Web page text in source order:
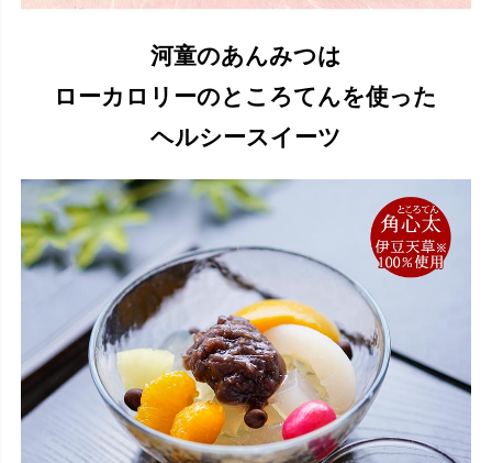
河童のあんみつは
ローカロリーのところてんを使った
ヘルシースイーツ